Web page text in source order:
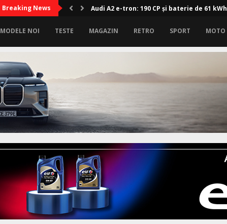
Breaking News Audi A2 e-tron: 190 CP și baterie de 61 kWh
MODELE NOI TESTE MAGAZIN RETRO SPORT MOTO